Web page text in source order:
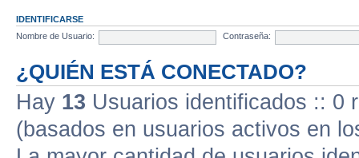
IDENTIFICARSE
Nombre de Usuario:
Contraseña:
¿QUIÉN ESTÁ CONECTADO?
Hay 13 Usuarios identificados :: 0
(basados en usuarios activos en